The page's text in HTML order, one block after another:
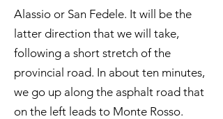
Alassio or San Fedele. It will be the
latter direction that we will take,
following a short stretch of the
provincial road. In about ten minutes,
we go up along the asphalt road that
on the left leads to Monte Rosso.